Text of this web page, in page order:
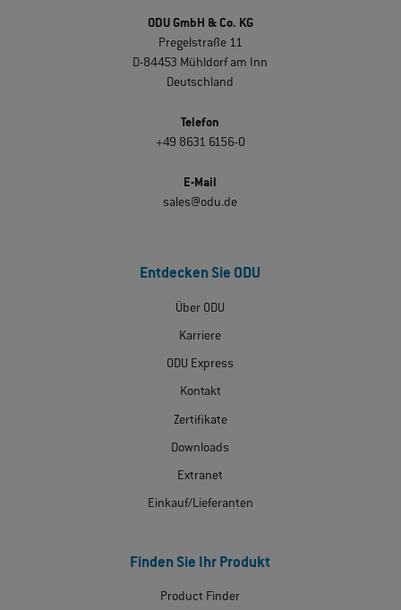
ODU GmbH & Co. KG
Pregelstraße 11
D-84453 Mühldorf am Inn
Deutschland
Telefon
+49 8631 6156-0
E-Mail
sales@odu.de
Entdecken Sie ODU
Über ODU
Karriere
ODU Express
Kontakt
Zertifikate
Downloads
Extranet
Einkauf/Lieferanten
Finden Sie Ihr Produkt
Product Finder